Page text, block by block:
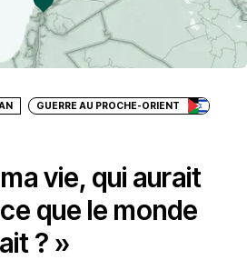
GUERRE AU PROCHE-ORIENT
vie, qui aurait
que le monde
? »